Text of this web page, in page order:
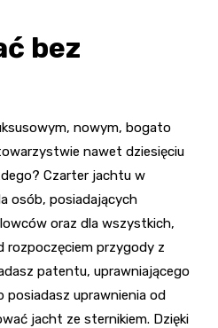
bez
nowym, bogato
nawet dziesięciu
Czarter jachtu w
osób, posiadających
oraz dla wszystkich,
rozpoczęciem przygody z
patentu, uprawniającego
uprawnienia od
jacht ze sternikiem. Dzięki